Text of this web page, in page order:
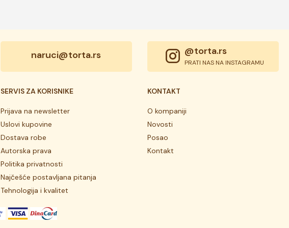
naruci@torta.rs @torta.rs
PRATI NAS NA INSTAGRAMU
SERVIS ZA KORISNIKE
Prijava na newsletter
Uslovi kupovine
Dostava robe
Autorska prava
Politika privatnosti
Najčešće postavljana pitanja
Tehnologija i kvalitet
KONTAKT
O kompaniji
Novosti
Posao
Kontakt